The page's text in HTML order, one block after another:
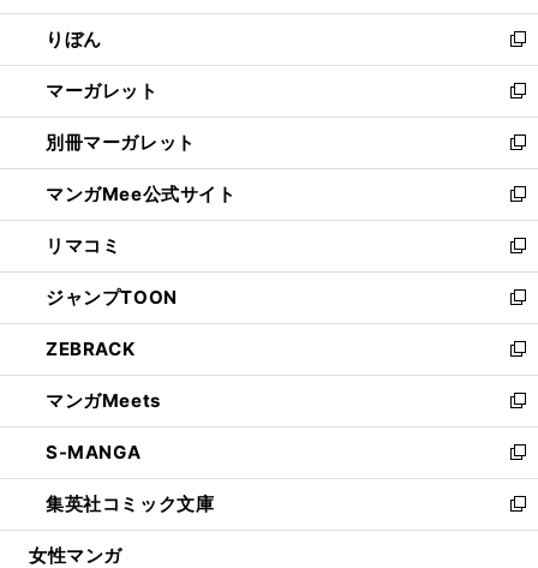
開
く
ウ
で
開
く
ン
ド
ウ
で
開
く
ウ
ィ
ン
ド
ウ
で
開
く
りぼん
新
し
い
ウ
ィ
ン
ド
ウ
で
開
く
マーガレット
新
し
い
ウ
ィ
ン
ド
ウ
で
開
く
別冊マーガレット
新
し
い
ウ
ィ
ン
ド
ウ
で
開
く
マンガMee公式サイト
新
し
い
ウ
ィ
ン
ド
ウ
で
開
く
リマコミ
新
し
い
ウ
ィ
ン
ド
ウ
で
開
く
ジャンプTOON
新
し
い
ウ
ィ
ン
ド
ウ
で
開
ZEBRACK
新
し
い
ウ
ィ
ン
ド
ウ
マンガMeets
新
し
い
ウ
ィ
ン
S-MANGA
新
し
い
ウ
集英社コミック文庫
新
し
女性マンガ